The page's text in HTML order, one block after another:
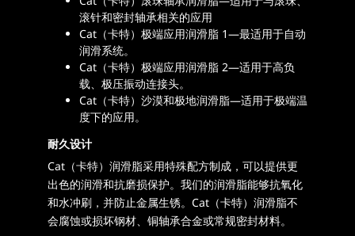
滚针和密封轴承相关的应用
Cat（卡特）极端应用润滑脂 1—最适用于自动
润滑系统。
Cat（卡特）极端应用润滑脂 2—适用于高负
载、极压振动连接头。
Cat（卡特）沙漠和极地润滑脂—适用于极端温
度下的应用。
耐久设计
Cat（卡特）润滑脂采用特殊配方制成，可以提供更
出色的润滑和抗磨损保护。我们的润滑脂能够抗氧化
和水冲刷，并防止金属生锈。Cat（卡特）润滑脂不
会腐蚀或损坏钢材、铜轴承合金或常规密封材料。